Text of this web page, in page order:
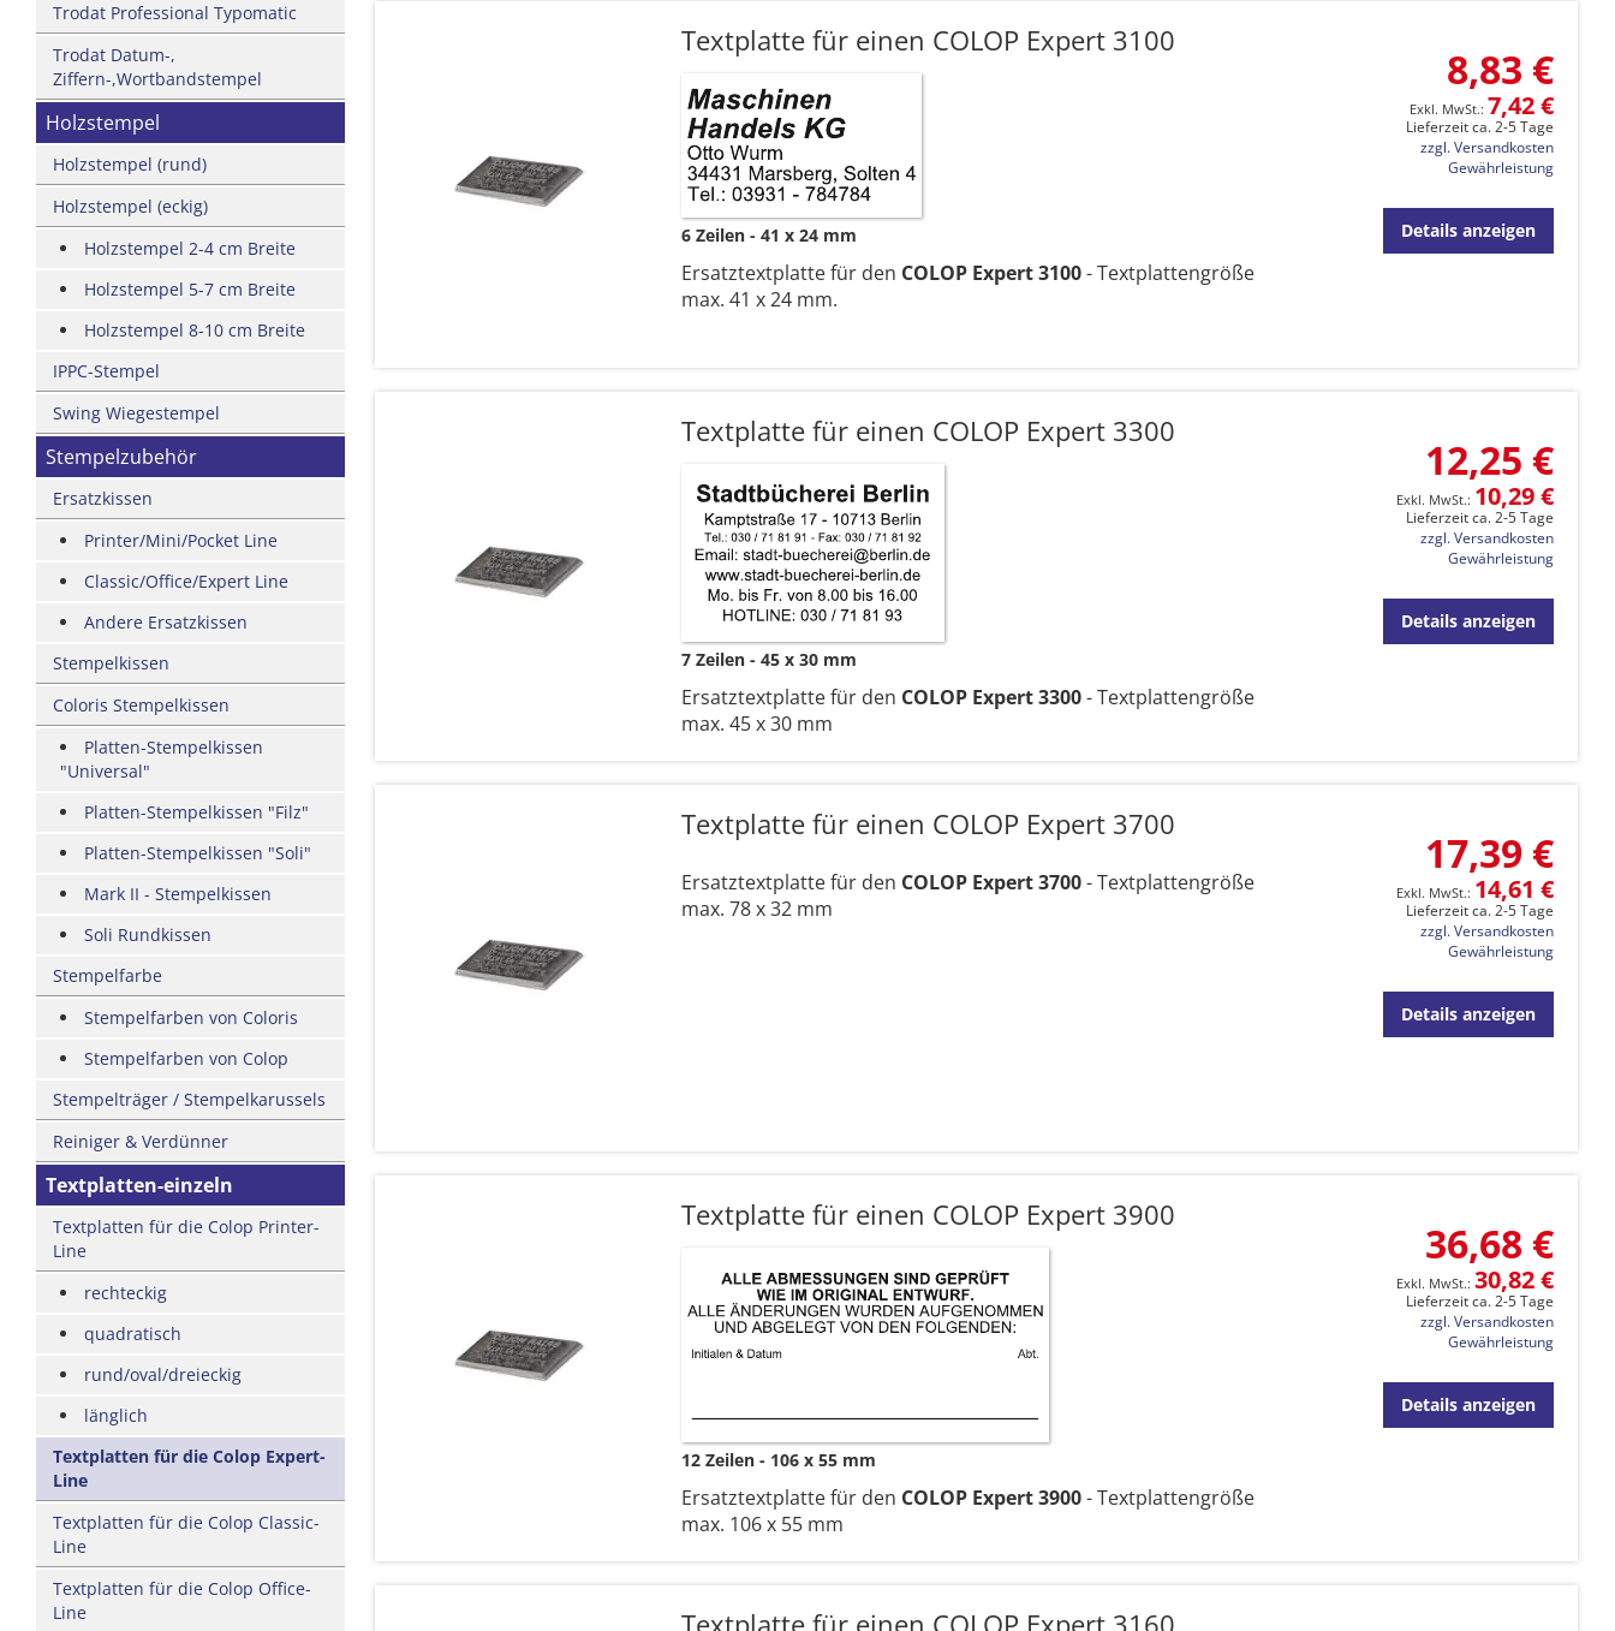
Textplatte für einen COLOP Expert 3100
6 Zeilen 41 x 24 mm
Ersatztextplatte für den COLOP Expert 3100- Textplattengröße
max. 41 x 24 mm.
8,83 €
7,42 €
Lieferzeit ca. 2-5 Tage
zzgl. Versandkosten
Gewährleistung
Details anzeigen
Textplatte für einen COLOP Expert 3300
7 Zeilen 45 x 30 mm
Ersatztextplatte für den COLOP Expert 3300- Textplattengröße
max. 45 x 30 mm
12,25 €
10,29 €
Lieferzeit ca. 2-5 Tage
zzgl. Versandkosten
Gewährleistung
Details anzeigen
Textplatte für einen COLOP Expert 3700
Ersatztextplatte für den COLOP Expert 3700- Textplattengröße
max. 78 x 32 mm
17,39 €
14,61 €
Lieferzeit ca. 2-5 Tage
zzgl. Versandkosten
Gewährleistung
Details anzeigen
Textplatte für einen COLOP Expert 3900
12 Zeilen 106 x 55 mm
Ersatztextplatte für den COLOP Expert 3900- Textplattengröße
max. 106 x 55 mm
36,68 €
30,82 €
Lieferzeit ca. 2-5 Tage
zzgl. Versandkosten
Gewährleistung
Details anzeigen
Trodat Professional Typomatic
Trodat Datum-,
Ziffern-,Wortbandstempel
Holzstempel
Holzstempel (rund)
Holzstempel (eckig)
Holzstempel 2-4 cm Breite
Holzstempel 5-7 cm Breite
Holzstempel 8-10 cm Breite
IPPC-Stempel
Swing Wiegestempel
Stempelzubehör
Ersatzkissen
Printer/Mini/Pocket Line
Classic/Office/Expert Line
Andere Ersatzkissen
Stempelkissen
Coloris Stempelkissen
Platten-Stempelkissen
"Universal"
Platten-Stempelkissen "Filz"
Platten-Stempelkissen "Soli"
Mark II - Stempelkissen
Soli Rundkissen
Stempelfarbe
Stempelfarben von Coloris
Stempelfarben von Colop
Stempelträger / Stempelkarussels
Reiniger & Verdünner
Textplatten-einzeln
Textplatten für die Colop Printer-
Line
rechteckig
quadratisch
rund/oval/dreieckig
länglich
Textplatten für die Colop Expert-
Line
Textplatten für die Colop Classic-
Line
Textplatten für die Colop Office-
Line